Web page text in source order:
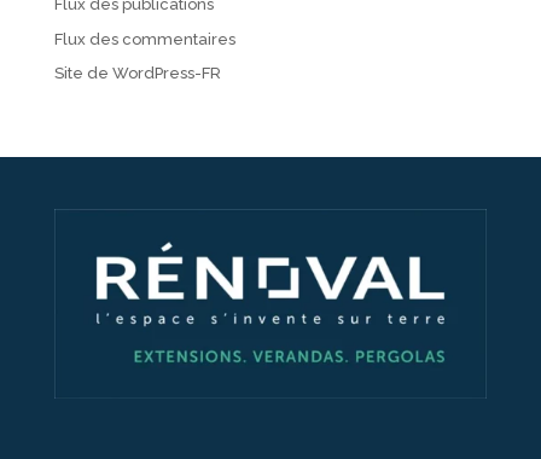
Flux des publications
Flux des commentaires
Site de WordPress-FR